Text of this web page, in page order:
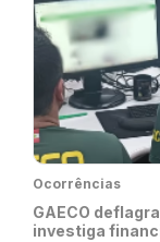
Ocorrências
GAECO
investiga